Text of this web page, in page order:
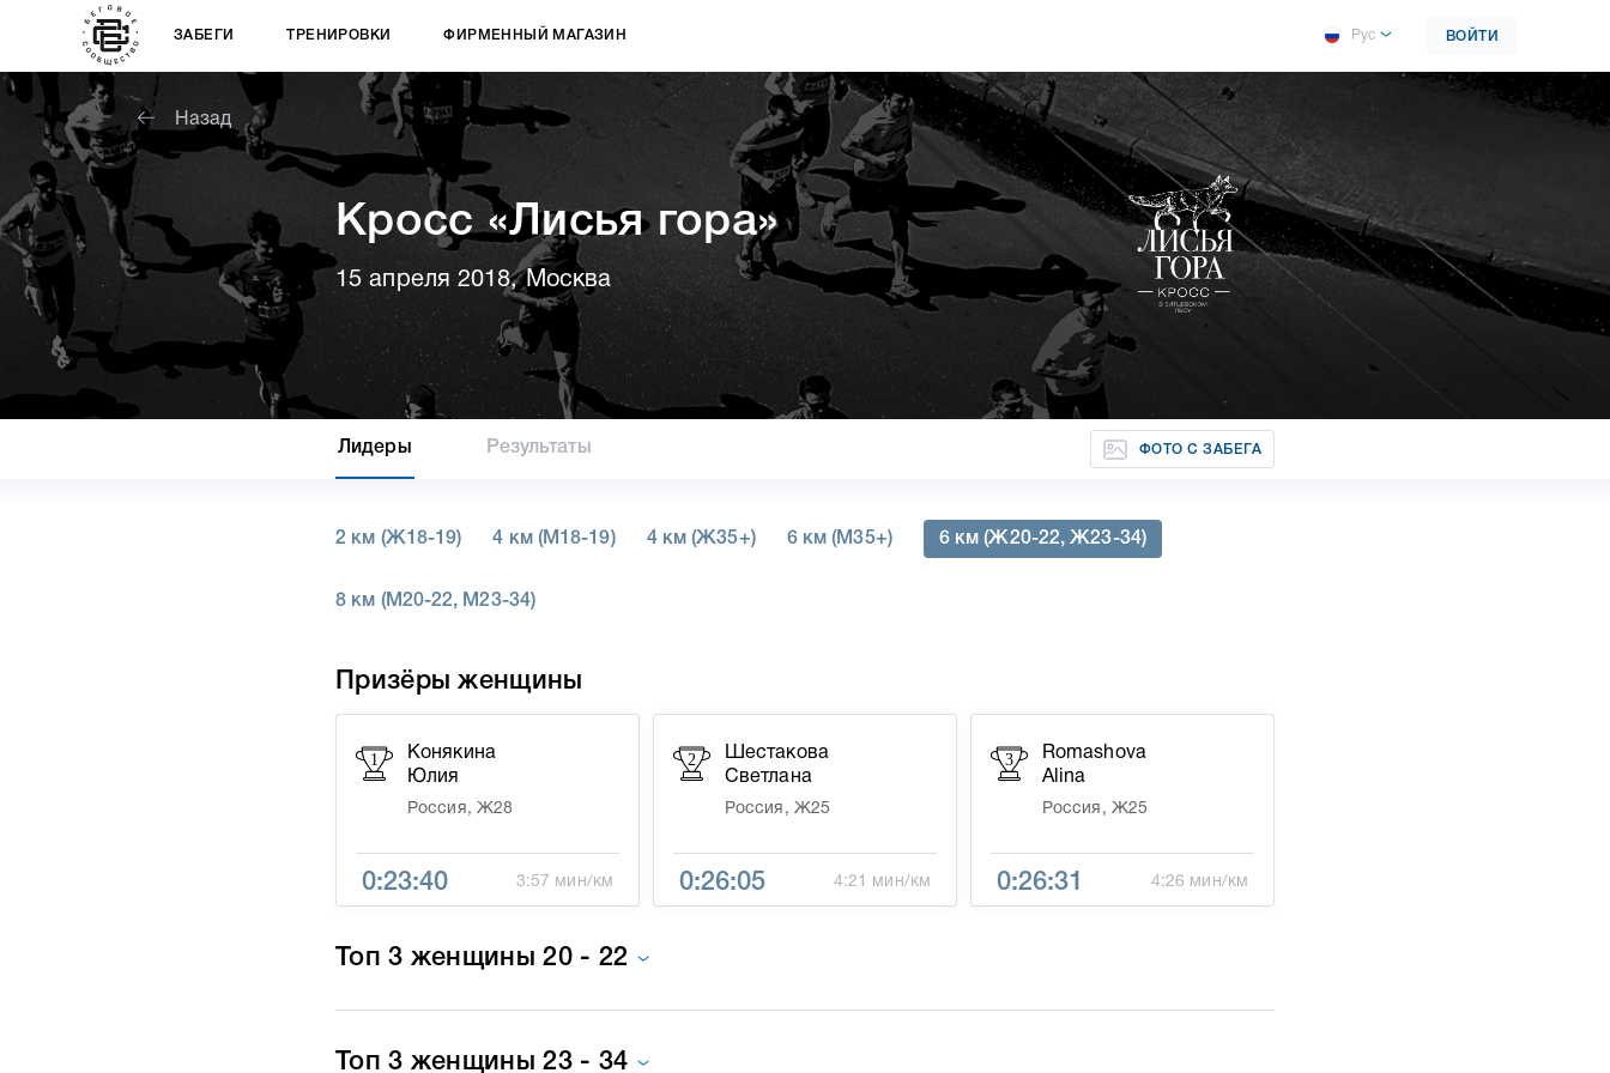
ЗАБЕГИ ТРЕНИРОВКИ ФИРМЕННЫЙ МАГАЗИН Рус ВОЙТИ
Назад
Кросс «Лисья гора»
15 апреля 2018, Москва
Лидеры Результаты ФОТО С ЗАБЕГА
2 км (Ж18-19) 4 км (М18-19) 4 км (Ж35+) 6 км (М35+) 6 км (Ж20-22, Ж23-34)
8 км (М20-22, М23-34)
Призёры женщины
1
Конякина
Юлия
Россия, Ж28
0:23:40 3:57 мин/км
2
Шестакова
Светлана
Россия, Ж25
0:26:05 4:21 мин/км
3
Romashova
Alina
Россия, Ж25
0:26:31 4:26 мин/км
Топ 3 женщины 20 - 22
Топ 3 женщины 23 - 34